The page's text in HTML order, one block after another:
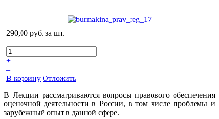
290,00 руб. за шт.
+
–
В корзину Отложить
В Лекции рассматриваются вопросы правового обеспечения
оценочной деятельности в России, в том числе проблемы и
зарубежный опыт в данной сфере.